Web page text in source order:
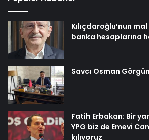
Savcı Osman
Fatih Erbakan: Bir
YPG biz de Emevi
Gaziantep’in Dijital
Gaziantep
Dünyaya Açılıyor